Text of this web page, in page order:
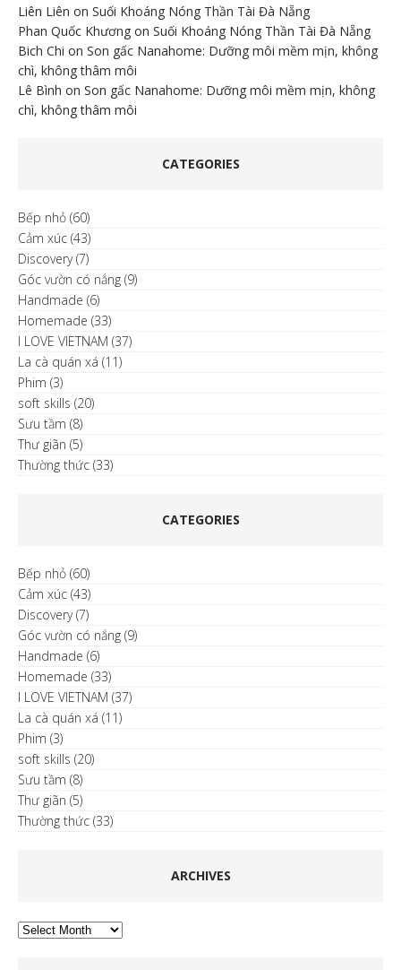
Liên Liên on Suối Khoáng Nóng Thần Tài Đà Nẵng
Phan Quốc Khương on Suối Khoáng Nóng Thần Tài Đà Nẵng
Bich Chi on Son gấc Nanahome: Dưỡng môi mềm mịn, không
chì, không thâm môi
Lê Bình on Son gấc Nanahome: Dưỡng môi mềm mịn, không
chì, không thâm môi
CATEGORIES
Bếp nhỏ (60)
Cảm xúc (43)
Discovery(7)
Góc vườn có nắng (9)
Handmade (6)
Homemade (33)
I LOVE VIETNAM (37)
La cà quán xá (11)
Phim (3)
soft skills (20)
Sưu tầm (8)
Thư giãn (5)
Thường thức (33)
CATEGORIES
Bếp nhỏ (60)
Cảm xúc (43)
Discovery(7)
Góc vườn có nắng (9)
Handmade (6)
Homemade (33)
I LOVE VIETNAM (37)
La cà quán xá (11)
Phim (3)
soft skills (20)
Sưu tầm (8)
Thư giãn (5)
Thường thức (33)
ARCHIVES
Archives